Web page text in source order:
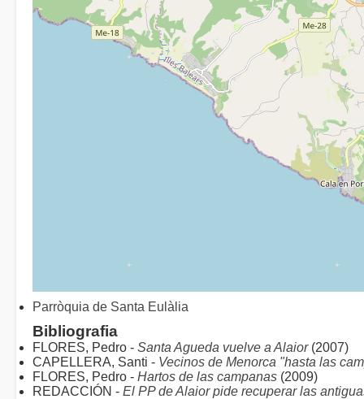
Parròquia de Santa Eulàlia
Bibliografia
FLORES, Pedro - Santa Agueda vuelve a Alaior(2007)
CAPELLERA, Santi - Vecinos de Menorca "hasta las
FLORES, Pedro - Hartos de las campanas (2009)
REDACCIÓN - El PP de Alaior pide recuperar las